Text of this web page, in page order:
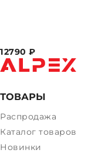
12790 ₽
ТОВАРЫ
Распродажа
Каталог товаров
Новинки